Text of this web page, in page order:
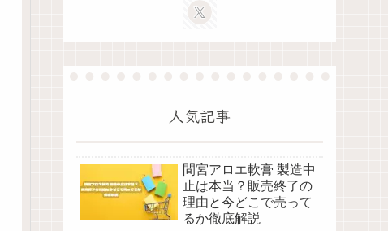
人気記事
間宮アロエ軟膏 製造中
止は本当？販売終了の
理由と今どこで売って
るか徹底解説